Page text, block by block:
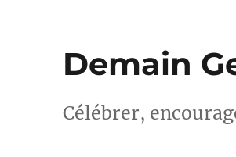
Demain
Célébrer,